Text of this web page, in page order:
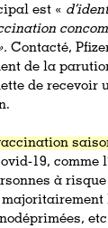
est «
Contacté,
de la
de recevoir
19, comme
à